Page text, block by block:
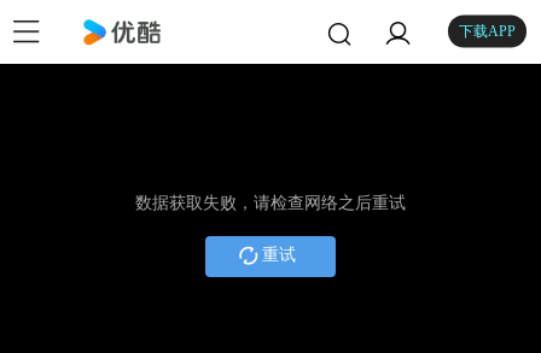
下载APP
数据获取失败，请检查网络之后重试
重试